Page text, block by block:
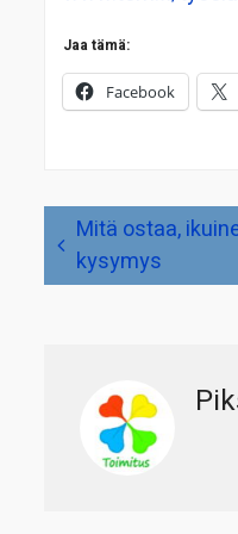
Jaa tämä:
Facebook
Artikkelien
selausMitä ostaa,
kysymys